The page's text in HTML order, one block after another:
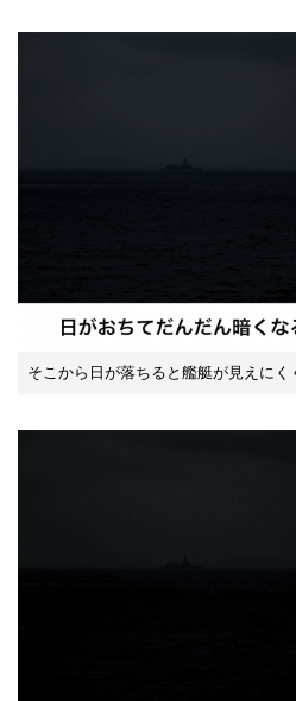
そこから日が落ちると艦艇が見えにく